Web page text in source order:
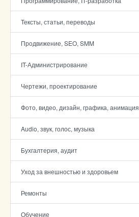
Тексты, статьи, переводы
Продвижение, SEO, SMM
IT-Администрирование
Чертежи, проектирование
Фото, видео, дизайн, графика, анимация
Audio, звук, голос, музыка
Бухгалтерия, аудит
Уход за внешностью и здоровьем
Ремонты
Обучение